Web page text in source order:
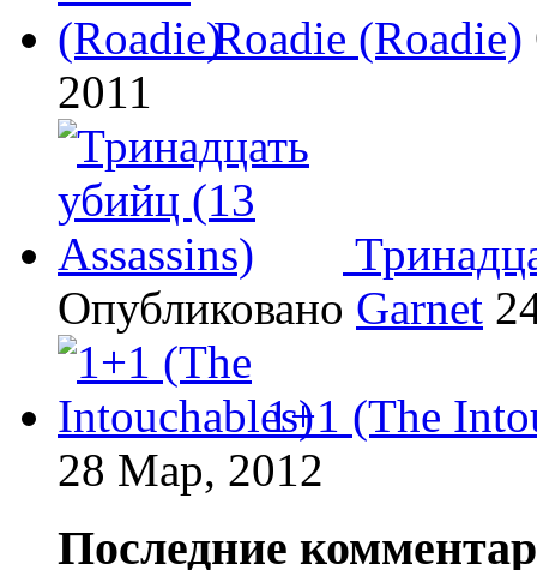
Roadie (Roadie)
2011
Опубликовано Garnet
1+1 (The
28 Мар, 2012
Последние